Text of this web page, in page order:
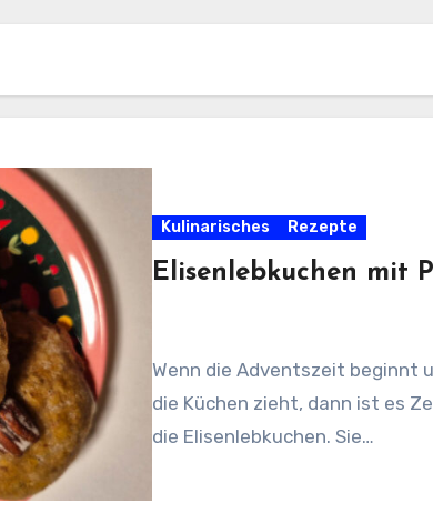
Kulinarisches Rezepte
Elisenlebkuchen mit
Wenn die Adventszeit beginnt
die Küchen zieht, dann ist es
die Elisenlebkuchen. Sie…